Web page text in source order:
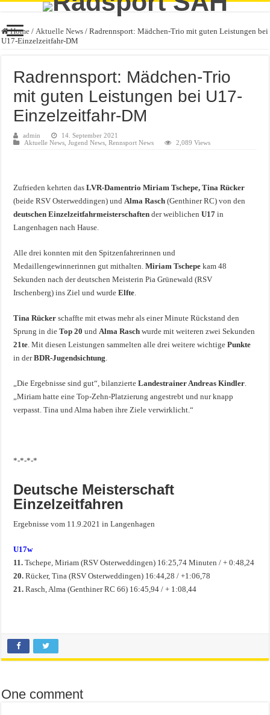
Home / Aktuelle News / Radrennsport: Mädchen-Trio mit guten Leistungen bei
U17-Einzelzeitfahr-DM
Radrennsport: Mädchen-Trio
mit guten Leistungen bei U17-
Einzelzeitfahr-DM
admin
14. September 2021
Aktuelle News ,Jugend News ,Rennsport News 2,089 Views
Zufrieden kehrten dasLVR-Damentrio Miriam Tschepe, Tina Rücker
(beide RSV Osterweddingen) undAlma Rasch (Genthiner RC) von den
deutschen Einzelzeitfahrmeisterschaften der weiblichenU17 in
Langenhagen nach Hause.
Alle drei konnten mit den Spitzenfahrerinnen und
Medaillengewinnerinnen gut mithalten.Miriam Tschepe kam 48
Sekunden nach der deutschen Meisterin Pia Grünewald (RSV
Irschenberg) ins Ziel und wurdeElfte.
Tina Rücker schaffte mit etwas mehr als einer Minute Rückstand den
Sprung in die Top 20 undAlma Rasch wurde mit weiteren zwei Sekunden
21te. Mit diesen Leistungen sammelten alle drei weitere wichtigePunkte
in derBDR-Jugendsichtung.
„Die Ergebnisse sind gut“, bilanzierteLandestrainer Andreas Kindler.
„Miriam hatte eine Top-Zehn-Platzierung angestrebt und nur knapp
verpasst. Tina und Alma haben ihre Ziele verwirklicht.“
*-*-*-*
Deutsche Meisterschaft
Einzelzeitfahren
Ergebnisse vom 11.9.2021 in Langenhagen
U17w
11. Tschepe, Miriam (RSV Osterweddingen) 16:25,74 Minuten / + 0:48,24
20. Rücker, Tina (RSV Osterweddingen) 16:44,28 / +1:06,78
21. Rasch, Alma (Genthiner RC 66) 16:45,94 / + 1:08,44
One comment